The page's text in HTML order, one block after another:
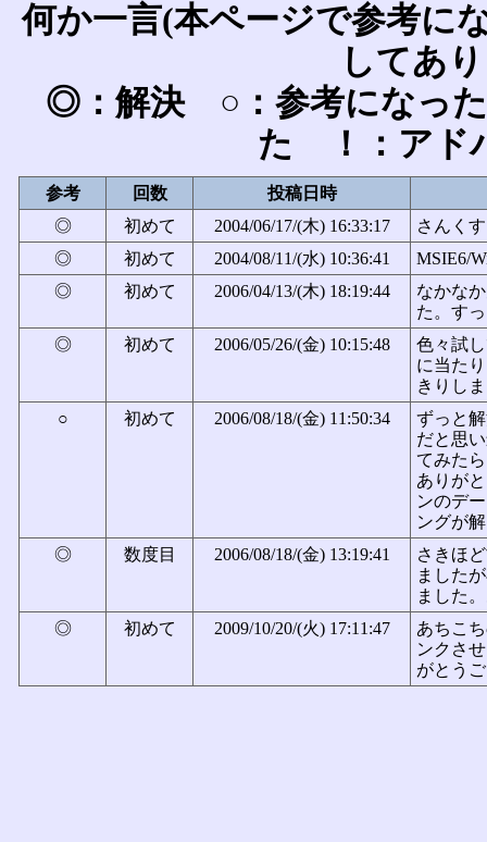
何か一言(本ページで参考に
してあ
◎：解決 ○：参考になっ
た ！：アド
参考 回数
投稿日時
◎
初めて 2004/06/17/(木) 16:33:17
さんく
◎
初めて 2004/08/11/(水) 10:36:41
MSIE6/
◎
初めて 2006/04/13/(木) 18:19:44
なかな
た。す
◎
初めて 2006/05/26/(金) 10:15:48
色々試
に当た
きりし
○
初めて 2006/08/18/(金) 11:50:34
ずっと
だと思
てみた
ありが
ンのデ
ングが
◎
数度目 2006/08/18/(金) 13:19:41
さきほ
ました
ました
◎
初めて 2009/10/20/(火) 17:11:47
あちこ
ンクさ
がとう